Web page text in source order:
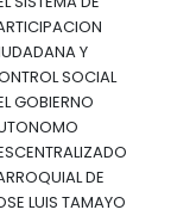
Y
SOCIAL
GOBIERNO
DE
LUIS TAMAYO